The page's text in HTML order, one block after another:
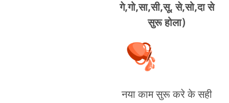
गे,गो,सा,सी,सू, से,सो,दा से
सुरू होला)
नया काम सुरू करे के सही